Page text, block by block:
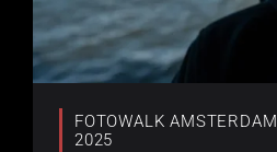
FOTOWALK AMSTERDAM
2025